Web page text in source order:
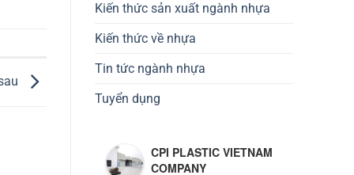
Kiến thức sản xuất ngành nhựa
Kiến thức về nhựa
Tin tức ngành nhựa
Tuyển dụng
CPI PLASTIC VIETNAM
COMPANY